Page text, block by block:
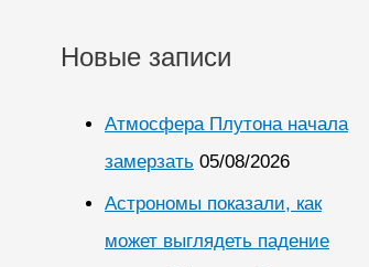
Новые записи
Атмосфера Плутона начала
замерзать 05/08/2026
Астрономы показали, как
может выглядеть падение